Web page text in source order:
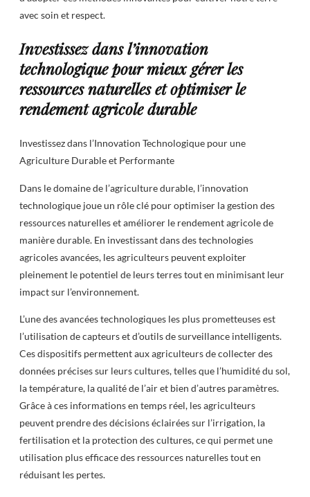
avec soin et respect.
Investissez dans l’innovation
technologique pour mieux gérer les
ressources naturelles et optimiser le
rendement agricole durable
Investissez dans l’Innovation Technologique pour une
Agriculture Durable et Performante
Dans le domaine de l’agriculture durable, l’innovation
technologique joue un rôle clé pour optimiser la gestion des
ressources naturelles et améliorer le rendement agricole de
manière durable. En investissant dans des technologies
agricoles avancées, les agriculteurs peuvent exploiter
pleinement le potentiel de leurs terres tout en minimisant leur
impact sur l’environnement.
L’une des avancées technologiques les plus prometteuses est
l’utilisation de capteurs et d’outils de surveillance intelligents.
Ces dispositifs permettent aux agriculteurs de collecter des
données précises sur leurs cultures, telles que l’humidité du sol,
la température, la qualité de l’air et bien d’autres paramètres.
Grâce à ces informations en temps réel, les agriculteurs
peuvent prendre des décisions éclairées sur l’irrigation, la
fertilisation et la protection des cultures, ce qui permet une
utilisation plus efficace des ressources naturelles tout en
réduisant les pertes.